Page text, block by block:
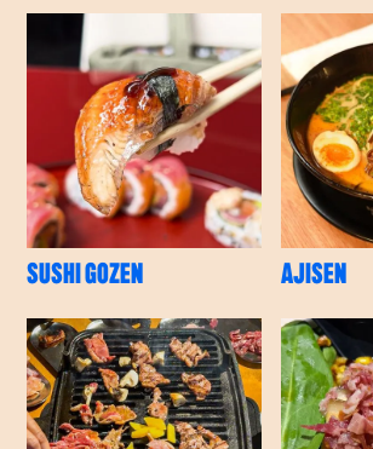
SUSHI GOZEN AJISEN